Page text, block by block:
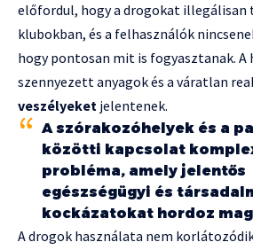
előfordul, hogy a drogokat illegálisan
klubokban, és a felhasználók
hogy pontosan mit is fogyasztanak. A
szennyezett anyagok és a váratlan
veszélyeket jelentenek.
A szórakozóhelyek és a
közötti kapcsolat
probléma, amely jelentős
egészségügyi és
kockázatokat hordoz
A drogok használata nem